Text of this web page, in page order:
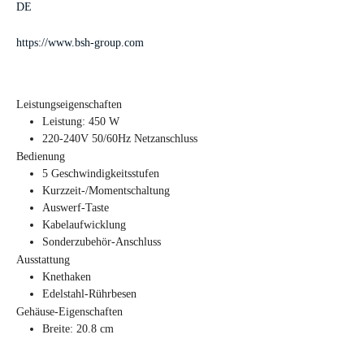
DE
https://www.bsh-group.com
Leistungseigenschaften
Leistung: 450 W
220-240V 50/60Hz Netzanschluss
Bedienung
5 Geschwindigkeitsstufen
Kurzzeit-/Momentschaltung
Auswerf-Taste
Kabelaufwicklung
Sonderzubehör-Anschluss
Ausstattung
Knethaken
Edelstahl-Rührbesen
Gehäuse-Eigenschaften
Breite: 20.8 cm